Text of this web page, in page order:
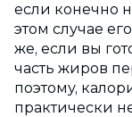
если конечно
этом случае
же, если вы
часть жиров
поэтому,
практически